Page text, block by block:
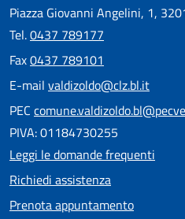
Piazza Giovanni Angelini, 1,
Tel.0437 789177
Fax0437 789101
E-mail valdizoldo@clz.bl.it
PEC
PIVA: 01184730255
Leggi le domande frequenti
Richiedi assistenza
Prenota appuntamento